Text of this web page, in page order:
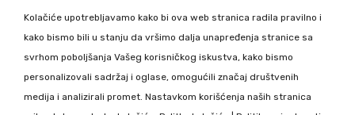
Kolačiće upotrebljavamo kako bi ova web stranica radila pravilno i
kako bismo bili u stanju da vršimo dalja unapređenja stranice sa
svrhom poboljšanja Vašeg korisničkog iskustva, kako bismo
personalizovali sadržaj i oglase, omogućili značaj društvenih
medija i analizirali promet. Nastavkom korišćenja naših stranica
Copyright 2020 DekorDom Group DOO. All Rights Reserved. Web
development: CMS by Global Webmasters -